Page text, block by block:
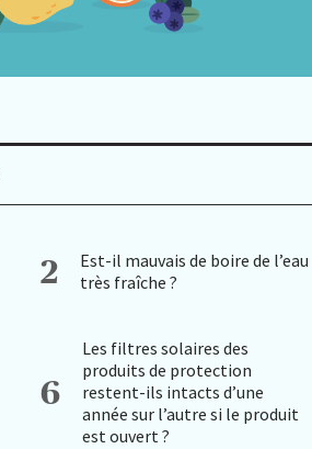
2
Est-il mauvais de boire de l’eau
très fraîche ?
6
Les filtres solaires des
produits de protection
restent-ils intacts d’une
année sur l’autre si le produit
est ouvert ?